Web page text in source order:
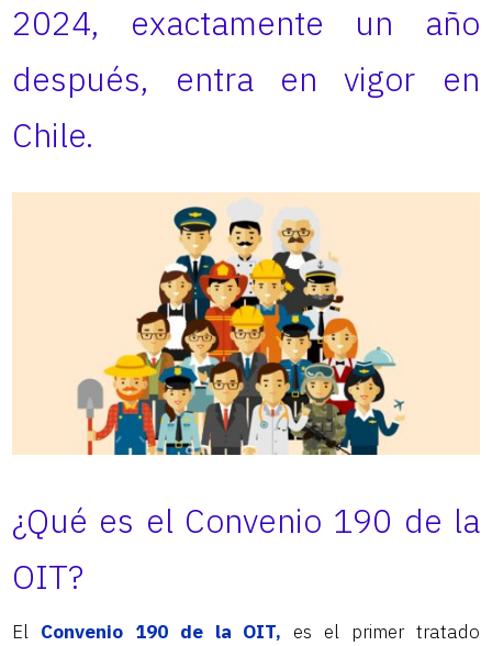
2024, exactamente un año
después, entra en vigor en
Chile.
¿Qué es el Convenio 190 de la
OIT?
El Convenio 190 de la OIT, es el primer tratado